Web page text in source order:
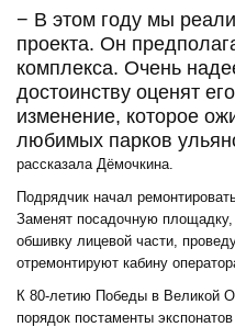
− В этом году мы
проекта. Он
комплекса. Очень
достоинству оценят
изменение, которое
любимых парков
рассказала Дёмочкина.
Подрядчик начал
Заменят посадочную
обшивку лицевой части,
отремонтируют кабину
К 80-летию Победы в Великой
порядок постаменты